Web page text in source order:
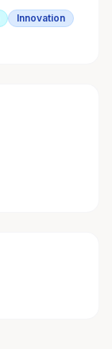
Innovation